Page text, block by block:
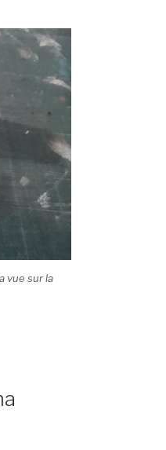
vue sur la